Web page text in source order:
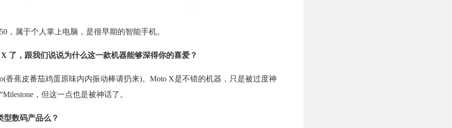
，属于个人掌上电脑，是很早期的智能手机。
了，跟我们说说为什么这一款机器能够深得你的喜爱？
(香蕉皮番茄鸡蛋原味内内振动棒请扔来)。Moto X是不错的机器，只是被过度神
，但这一点也是被神话了。
型数码产品么？